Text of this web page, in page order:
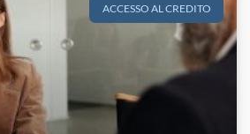
ACCESSO AL CREDITO